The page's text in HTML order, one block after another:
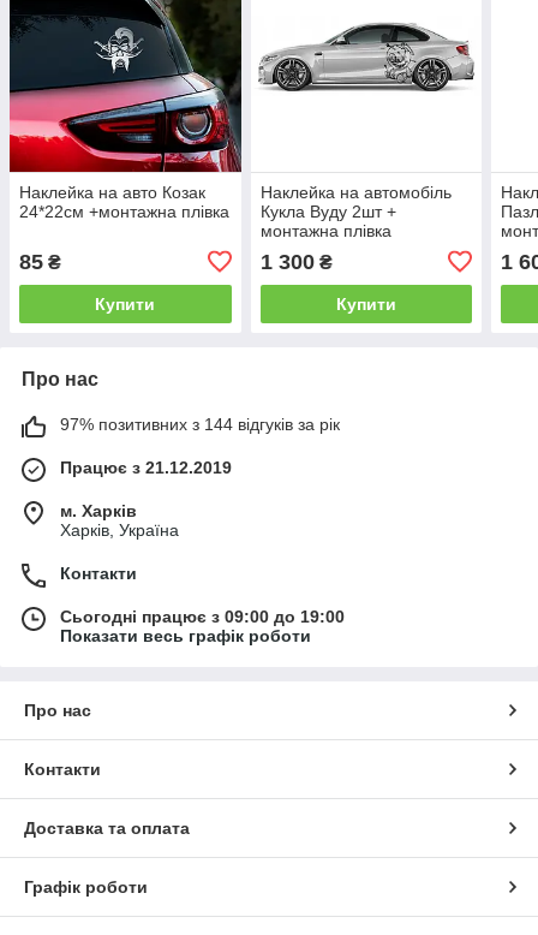
Наклейка на авто Козак
24*22см +монтажна плівка
85 ₴
Купити
Наклейка на автомобіль
Кукла Вуду 2шт +
монтажна плівка
1 300₴
Купити
1
Про нас
97% позитивних з 144 відгуків за рік
Працює з 21.12.2019
м. Харків
Харків, Україна
Контакти
Сьогодні працює з 09:00 до 19:00
Показати весь графік роботи
Про нас
Контакти
Доставка та оплата
Графік роботи